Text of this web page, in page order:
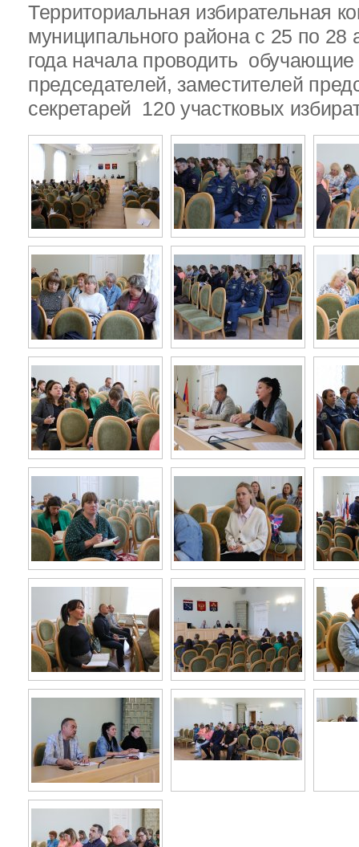
Территориальная избирательная
муниципального района с 25 по 28
года начала проводить
председателей, заместителей
секретарей 120 участковых